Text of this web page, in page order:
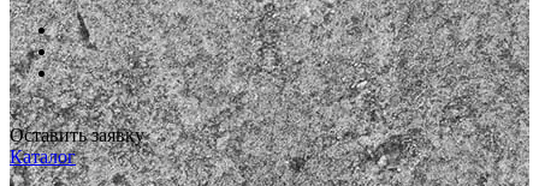
Оставить заявку
Каталог